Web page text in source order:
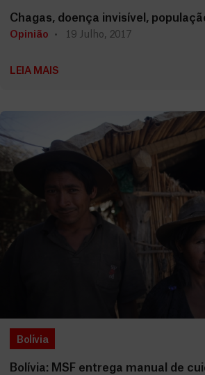
Chagas, doença invisível,
Opinião 19 Julho, 2017
LEIA MAIS
Bolívia
Bolívia: MSF entrega manual de